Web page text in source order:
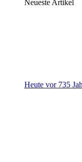
Neueste Artikel
Heute vor 735